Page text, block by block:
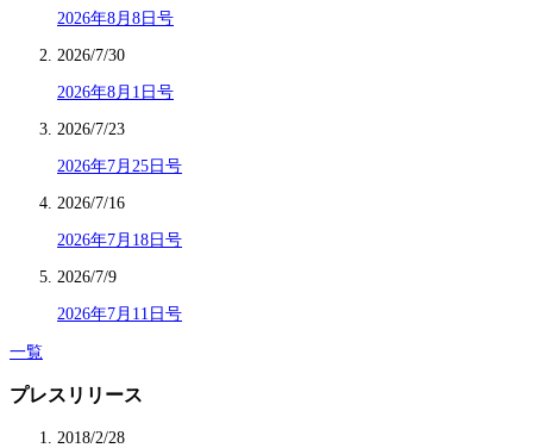
2026年8月8日号
2026/7/30
2026年8月1日号
2026/7/23
2026年7月25日号
2026/7/16
2026年7月18日号
2026/7/9
2026年7月11日号
一覧
プレスリリース
2018/2/28